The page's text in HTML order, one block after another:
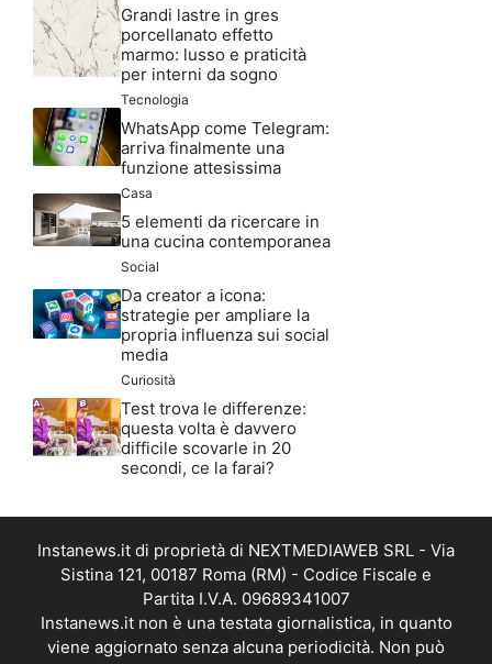
Grandi lastre in gres
porcellanato effetto
marmo: lusso e praticità
per interni da sogno
Tecnologia
WhatsApp come Telegram:
arriva finalmente una
funzione attesissima
Casa
5 elementi da ricercare in
una cucina contemporanea
Social
Da creator a icona:
strategie per ampliare la
propria influenza sui social
media
Curiosità
Test trova le differenze:
questa volta è davvero
difficile scovarle in 20
secondi, ce la farai?
Instanews.it di proprietà di NEXTMEDIAWEB SRL - Via
Sistina 121, 00187 Roma (RM) - Codice Fiscale e
Partita I.V.A. 09689341007
Instanews.it non è una testata giornalistica, in quanto
viene aggiornato senza alcuna periodicità. Non può